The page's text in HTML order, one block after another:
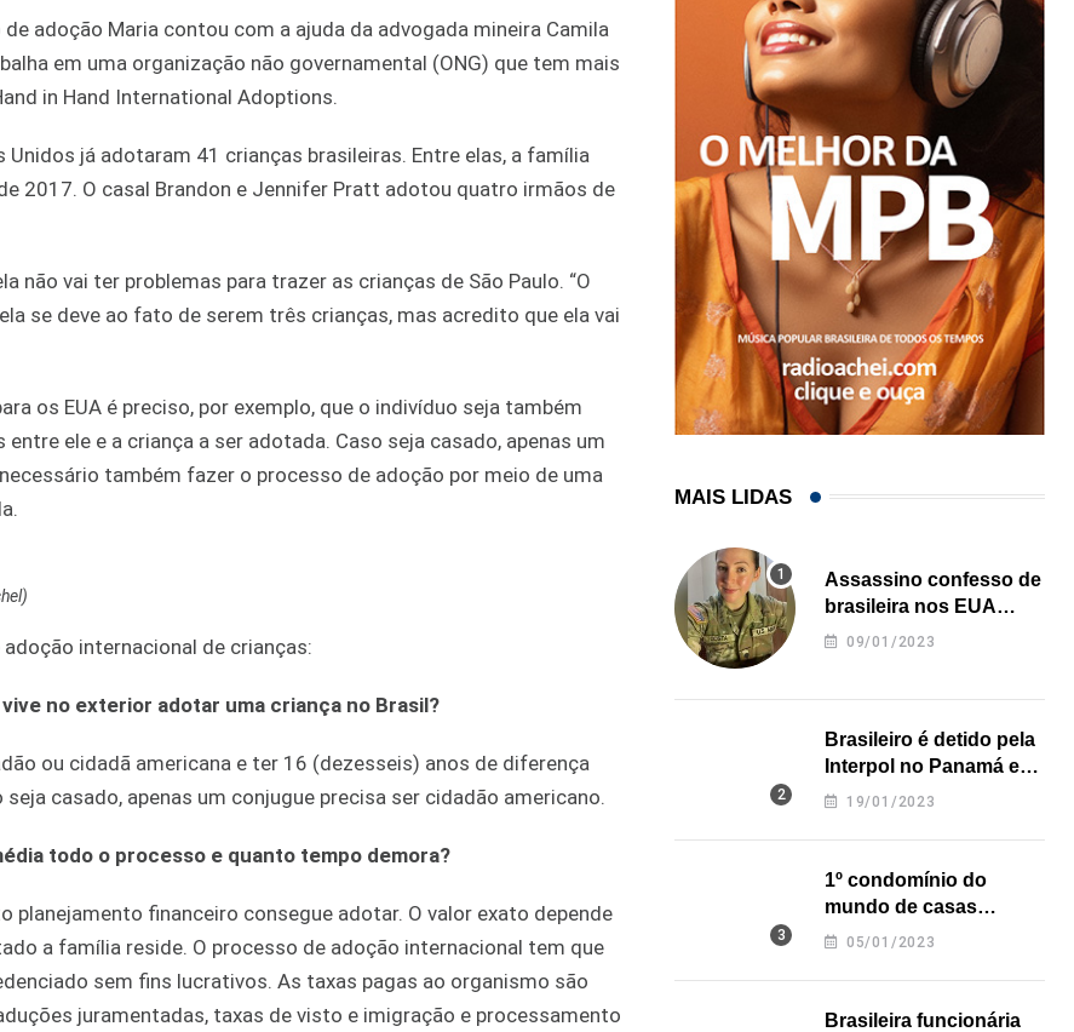
adoção Maria contou com a ajuda da advogada mineira Camila
em uma organização não governamental (ONG) que tem mais
in Hand International Adoptions.
já adotaram 41 crianças brasileiras. Entre elas, a família
2017. O casal Brandon e Jennifer Pratt adotou quatro irmãos de
não vai ter problemas para trazer as crianças de São Paulo. “O
se deve ao fato de serem três crianças, mas acredito que ela vai
os EUA é preciso, por exemplo, que o indivíduo seja também
ele e a criança a ser adotada. Caso seja casado, apenas um
também fazer o processo de adoção por meio de uma
internacional de crianças:
no exterior adotar uma criança no Brasil?
ou cidadã americana e ter 16 (dezesseis) anos de diferença
casado, apenas um conjugue precisa ser cidadão americano.
todo o processo e quanto tempo demora?
financeiro consegue adotar. O valor exato depende
a família reside. O processo de adoção internacional tem que
sem fins lucrativos. As taxas pagas ao organismo são
juramentadas, taxas de visto e imigração e processamento
MAIS LIDAS
Assassino confesso de
brasileira nos EUA
revela onde deixou o
09/01/2023
Brasileiro é detido pela
Interpol no Panamá e
pode pegar prisão
19/01/2023
1º condomínio do
mundo de casas
impressas em 3D é
05/01/2023
Brasileira funcionária